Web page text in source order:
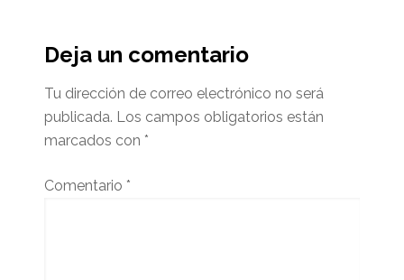
Deja un comentario
Tu dirección de correo electrónico no será
publicada. Los campos obligatorios están
marcados con *
Comentario *